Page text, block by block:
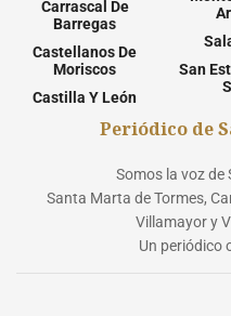
Carrascal De
Barregas
Castellanos De
Moriscos
Castilla Y León
San
Periódico de
Somos la voz de
Santa Marta de Tormes,
Villamayor y
Un periódico